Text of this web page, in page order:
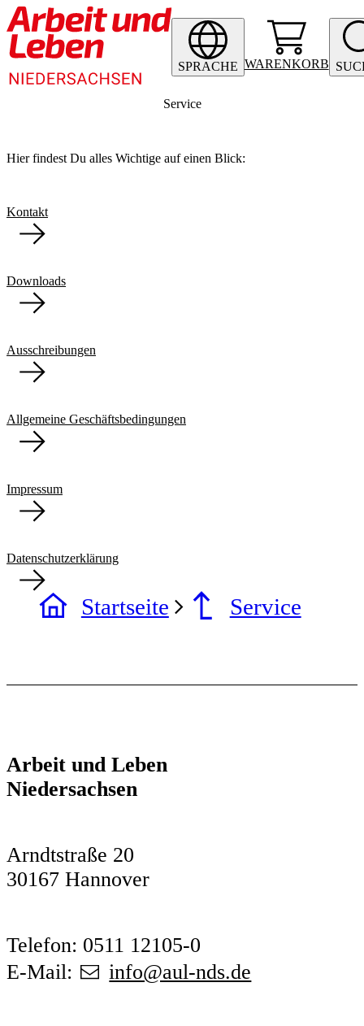
SPRACHE WARENKORB
Service
Hier findest Du alles Wichtige auf einen Blick:
Kontakt
Downloads
Ausschreibungen
Allgemeine Geschäftsbedingungen
Impressum
Datenschutzerklärung
Startseite Service
Arbeit und Leben
Niedersachsen
Arndtstraße 20
30167 Hannover
Telefon: 0511 12105-0
E-Mail:
info@aul-nds.de